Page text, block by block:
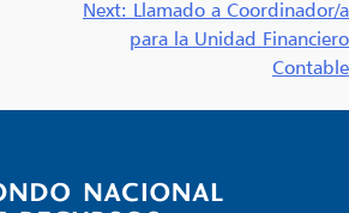
Next: Llamado a Coordinador/a
para la Unidad Financiero
Contable